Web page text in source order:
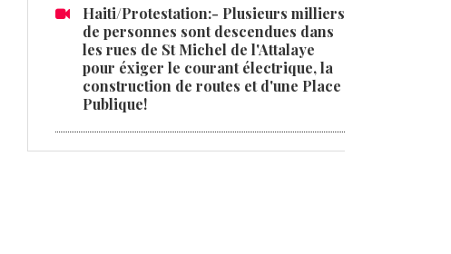
Haiti/Protestation:- Plusieurs milliers
de personnes sont descendues dans
les rues de St Michel de l'Attalaye
pour éxiger le courant électrique, la
construction de routes et d'une Place
Publique!